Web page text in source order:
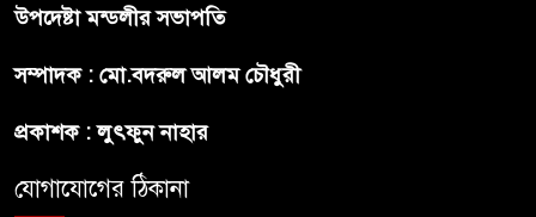
বন্ধুত্ব : ব্রেট লি
উপদেষ্টা মন্ডলীর সভাপতি
সম্পাদক : মো.বদরুল আলম চৌধুরী
প্রকাশক : লুৎফুন নাহার
যোগাযোগের ঠিকানা